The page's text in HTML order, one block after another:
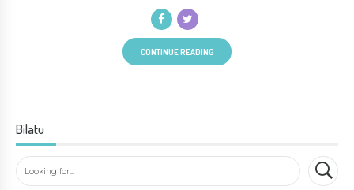
CONTINUE READING
Bilatu